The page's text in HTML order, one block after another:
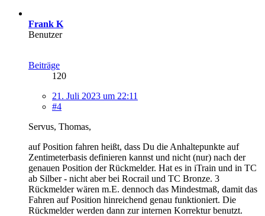
Frank K
Benutzer
Beiträge
120
21. Juli 2023 um 22:11
#4
Servus, Thomas,
auf Position fahren heißt, dass Du die Anhaltepunkte auf
Zentimeterbasis definieren kannst und nicht (nur) nach der
genauen Position der Rückmelder. Hat es in iTrain und in TC
ab Silber - nicht aber bei Rocrail und TC Bronze. 3
Rückmelder wären m.E. dennoch das Mindestmaß, damit das
Fahren auf Position hinreichend genau funktioniert. Die
Rückmelder werden dann zur internen Korrektur benutzt.